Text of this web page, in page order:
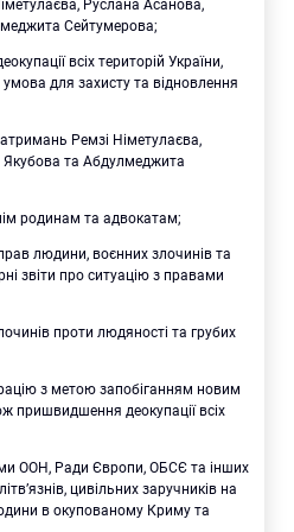
Руслана Асанова,
Сейтумерова;
всіх територій України,
для захисту та відновлення
Ремзі Німетулаєва,
та Абдулмеджита
родинам та адвокатам;
людини, воєнних злочинів та
звіти про ситуацію з правами
проти людяності та грубих
з метою запобіганням новим
пришвидшення деокупації всіх
ООН, Ради Європи, ОБСЄ та інших
цивільних заручників на
в окупованому Криму та